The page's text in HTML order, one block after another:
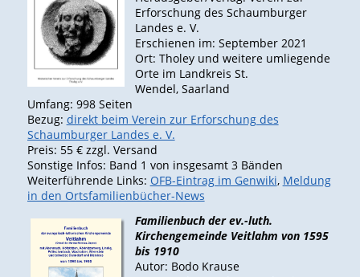
Erforschung des Schaumburger
Landes e. V.
Erschienen im: September 2021
Ort: Tholey und weitere umliegende
Orte im Landkreis St.
Wendel, Saarland
Umfang: 998 Seiten
Bezug: direkt beim Verein zur Erforschung des
Schaumburger Landes e. V.
Preis: 55 € zzgl. Versand
Sonstige Infos: Band 1 von insgesamt 3 Bänden
Weiterführende Links: OFB-Eintrag im Genwiki, Meldung
in den Ortsfamilienbücher-News
Familienbuch der ev.-luth.
Kirchengemeinde Veitlahm von 1595
bis 1910
Autor: Bodo Krause